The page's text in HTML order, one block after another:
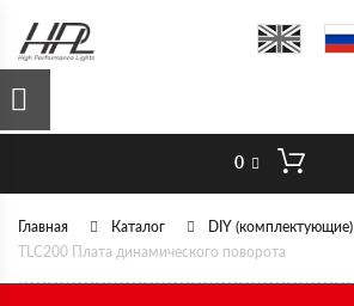
0
Главная Каталог
DIY (комплектующие)
TLC200 Плата динамического поворота